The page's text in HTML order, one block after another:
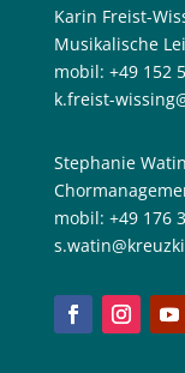
Karin Freist-
Musikalische
mobil: +49 152
k.freist-
Stephanie Watin
mobil: +49 176